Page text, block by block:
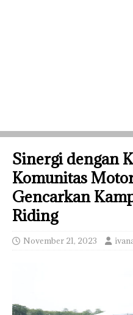
Sinergi dengan
Komunitas
Gencarkan
Riding
November 21, 2023